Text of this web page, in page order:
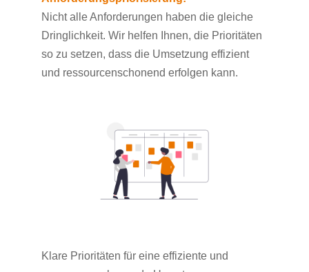
Nicht alle Anforderungen haben die gleiche
Dringlichkeit. Wir helfen Ihnen, die Prioritäten
so zu setzen, dass die Umsetzung effizient
und ressourcenschonend erfolgen kann.
Klare Prioritäten für eine effiziente und